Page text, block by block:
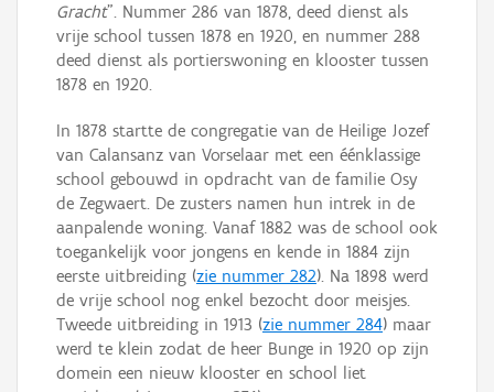
Gracht". Nummer 286 van 1878, deed dienst als
vrije school tussen 1878 en 1920, en nummer 288
deed dienst als portierswoning en klooster tussen
1878 en 1920.
In 1878 startte de congregatie van de Heilige Jozef
van Calansanz van Vorselaar met een éénklassige
school gebouwd in opdracht van de familie Osy
de Zegwaert. De zusters namen hun intrek in de
aanpalende woning. Vanaf 1882 was de school ook
toegankelijk voor jongens en kende in 1884 zijn
eerste uitbreiding (zie nummer 282). Na 1898 werd
de vrije school nog enkel bezocht door meisjes.
Tweede uitbreiding in 1913 (zie nummer 284) maar
werd te klein zodat de heer Bunge in 1920 op zijn
domein een nieuw klooster en school liet